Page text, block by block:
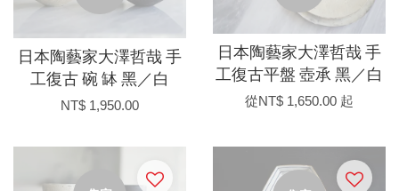
日本陶藝家大澤哲哉 手
工復古 碗 缽 黑／白
NT$ 1,950.00
日本陶藝家大澤哲哉 手
工復古平盤 壺承 黑／白
從NT$ 1,650.00 起